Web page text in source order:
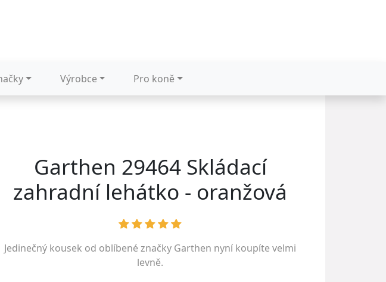
Výrobce Pro koně
Garthen 29464 Skládací
zahradní lehátko - oranžová
Jedinečný kousek od oblíbené značky Garthen nyní koupíte velmi
levně.